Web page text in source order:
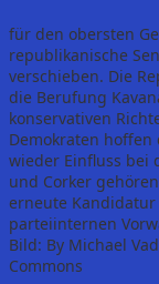
für den obersten
republikanische
verschieben. Die
die Berufung
konservativen
Demokraten
wieder Einfluss bei
und Corker
erneute
parteiinternen
Bild: By Michael
Commons